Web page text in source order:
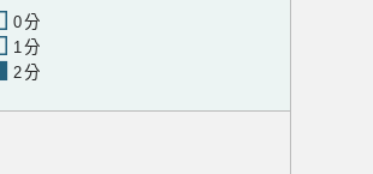
0分
1分
2分